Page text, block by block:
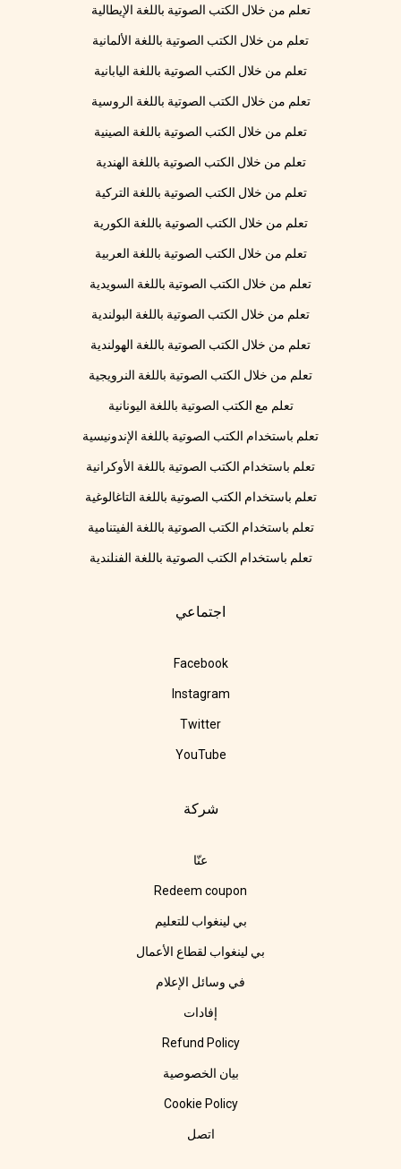
تعلم من خلال الكتب الصوتية باللغة الإيطالية
تعلم من خلال الكتب الصوتية باللغة الألمانية
تعلم من خلال الكتب الصوتية باللغة اليابانية
تعلم من خلال الكتب الصوتية باللغة الروسية
تعلم من خلال الكتب الصوتية باللغة الصينية
تعلم من خلال الكتب الصوتية باللغة الهندية
تعلم من خلال الكتب الصوتية باللغة التركية
تعلم من خلال الكتب الصوتية باللغة الكورية
تعلم من خلال الكتب الصوتية باللغة العربية
تعلم من خلال الكتب الصوتية باللغة السويدية
تعلم من خلال الكتب الصوتية باللغة البولندية
تعلم من خلال الكتب الصوتية باللغة الهولندية
تعلم من خلال الكتب الصوتية باللغة النرويجية
تعلم مع الكتب الصوتية باللغة اليونانية
تعلم باستخدام الكتب الصوتية باللغة الإندونيسية
تعلم باستخدام الكتب الصوتية باللغة الأوكرانية
تعلم باستخدام الكتب الصوتية باللغة التاغالوغية
تعلم باستخدام الكتب الصوتية باللغة الفيتنامية
تعلم باستخدام الكتب الصوتية باللغة الفنلندية
اجتماعي
Facebook
Instagram
Twitter
YouTube
شركة
عنّا
Redeem coupon
بي لينغواب للتعليم
بي لينغواب لقطاع الأعمال
في وسائل الإعلام
إفادات
Refund Policy
بيان الخصوصية
Cookie Policy
اتصل